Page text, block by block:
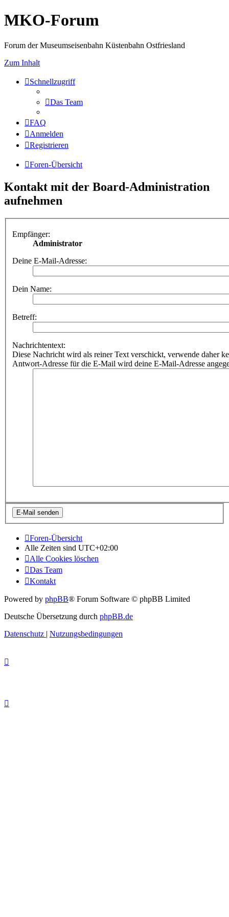
MKO-Forum
Forum der Museumseisenbahn Küstenbahn Ostfriesland
Zum Inhalt
Schnellzugriff
Das Team
FAQ
Anmelden
Registrieren
Foren-Übersicht
Kontakt mit der Board-Administration
aufnehmen
Empfänger:
Administrator
Deine E-Mail-Adresse:
Dein Name:
Betreff:
Nachrichtentext:
Diese Nachricht wird als reiner Text verschickt, verwende daher
Antwort-Adresse für die E-Mail wird deine E-Mail-Adresse
Foren-Übersicht
Alle Zeiten sind UTC+02:00
Alle Cookies löschen
Das Team
Kontakt
Powered by phpBB® Forum Software © phpBB Limited
Deutsche Übersetzung durch phpBB.de
Datenschutz | Nutzungsbedingungen